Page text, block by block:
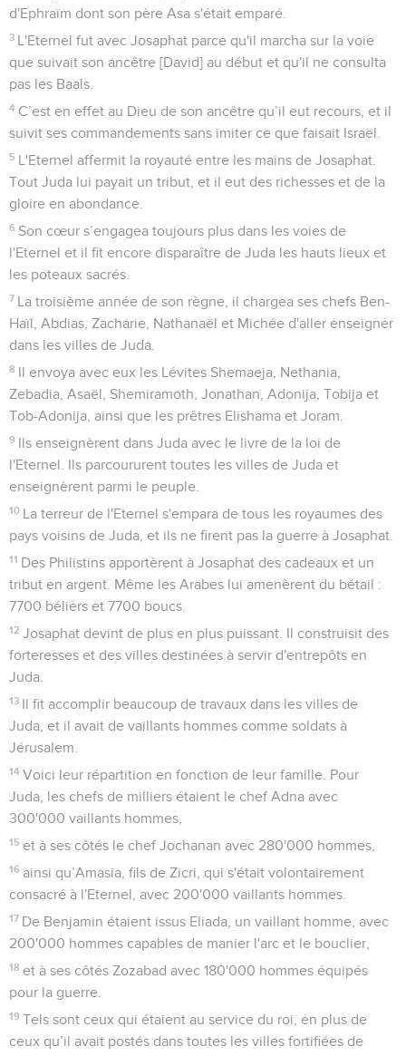
d'Ephraïm dont son père Asa s'était emparé.
3 L'Eternel fut avec Josaphat parce qu'il marcha sur la voie
que suivait son ancêtre [David] au début et qu'il ne consulta
pas les Baals.
4 C’est en effet au Dieu de son ancêtre qu’il eut recours, et il
suivit ses commandements sans imiter ce que faisait Israël.
5 L'Eternel affermit la royauté entre les mains de Josaphat.
Tout Juda lui payait un tribut, et il eut des richesses et de la
gloire en abondance.
6 Son cœur s’engagea toujours plus dans les voies de
l'Eternel et il fit encore disparaître de Juda les hauts lieux et
les poteaux sacrés.
7 La troisième année de son règne, il chargea ses chefs Ben-
Haïl, Abdias, Zacharie, Nathanaël et Michée d'aller enseigner
dans les villes de Juda.
8 Il envoya avec eux les Lévites Shemaeja, Nethania,
Zebadia, Asaël, Shemiramoth, Jonathan, Adonija, Tobija et
Tob-Adonija, ainsi que les prêtres Elishama et Joram.
9 Ils enseignèrent dans Juda avec le livre de la loi de
l'Eternel. Ils parcoururent toutes les villes de Juda et
enseignèrent parmi le peuple.
10 La terreur de l'Eternel s'empara de tous les royaumes des
pays voisins de Juda, et ils ne firent pas la guerre à Josaphat.
11 Des Philistins apportèrent à Josaphat des cadeaux et un
tribut en argent. Même les Arabes lui amenèrent du bétail :
7700 béliers et 7700 boucs.
12 Josaphat devint de plus en plus puissant. Il construisit des
forteresses et des villes destinées à servir d'entrepôts en
Juda.
13 Il fit accomplir beaucoup de travaux dans les villes de
Juda, et il avait de vaillants hommes comme soldats à
Jérusalem.
14 Voici leur répartition en fonction de leur famille. Pour
Juda, les chefs de milliers étaient le chef Adna avec
300'000 vaillants hommes,
15 et à ses côtés le chef Jochanan avec 280'000 hommes,
16 ainsi qu’Amasia, fils de Zicri, qui s'était volontairement
consacré à l'Eternel, avec 200'000 vaillants hommes.
17 De Benjamin étaient issus Eliada, un vaillant homme, avec
200'000 hommes capables de manier l'arc et le bouclier,
18 et à ses côtés Zozabad avec 180'000 hommes équipés
pour la guerre.
19 Tels sont ceux qui étaient au service du roi, en plus de
ceux qu’il avait postés dans toutes les villes fortifiées de